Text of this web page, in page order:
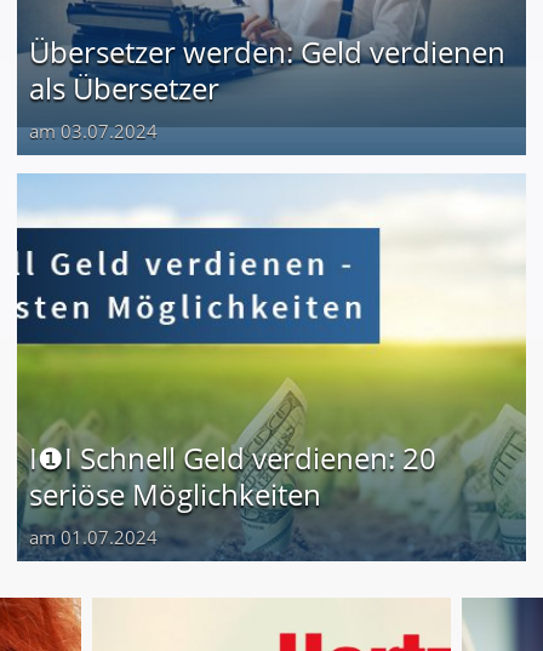
Übersetzer werden: Geld verdienen
als Übersetzer
am 03.07.2024
I❶I Schnell Geld verdienen: 20
seriöse Möglichkeiten
am 01.07.2024